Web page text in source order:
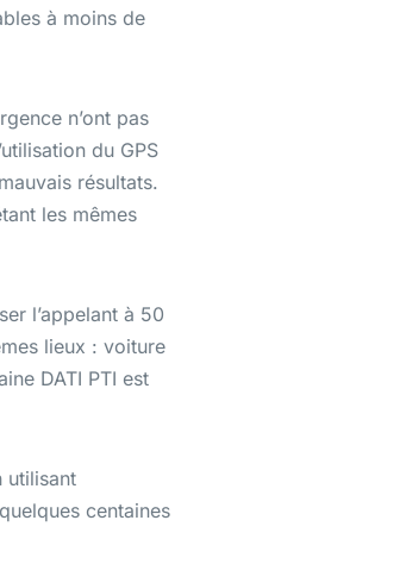
à moins de
n’ont pas
du GPS
résultats.
les mêmes
l’appelant à 50
lieux : voiture
DATI PTI est
utilisant
centaines